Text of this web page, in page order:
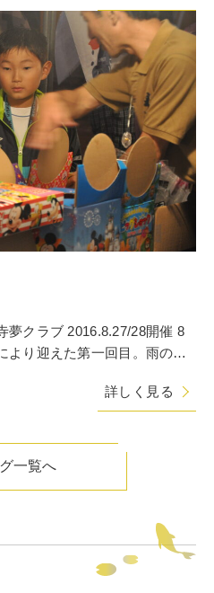
クラブ 2016.8.27/28開催 8
より迎えた第一回目。雨の中
詳しく見る
一覧へ